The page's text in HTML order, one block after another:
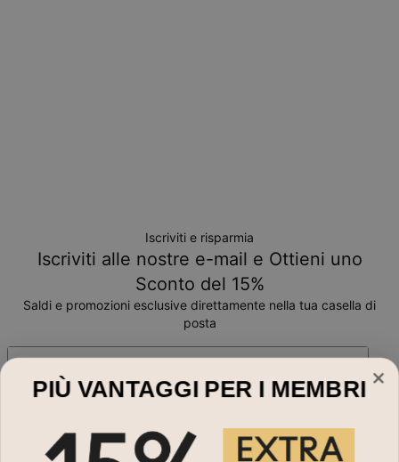
Iscriviti e risparmia
Iscriviti alle nostre e-mail e Ottieni uno
Sconto del 15%
Saldi e promozioni esclusive direttamente nella tua casella di
posta
PIÙ VANTAGGI PER I MEMBRI